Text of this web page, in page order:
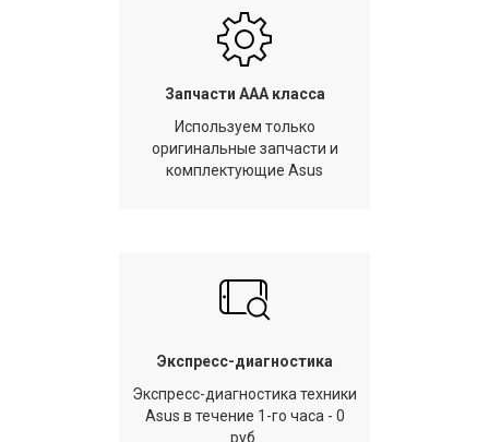
Запчасти AAA класса
Используем только
оригинальные запчасти и
комплектующие Asus
Экспресс-диагностика
Экспресс-диагностика техники
Asus в течение 1-го часа - 0
руб.